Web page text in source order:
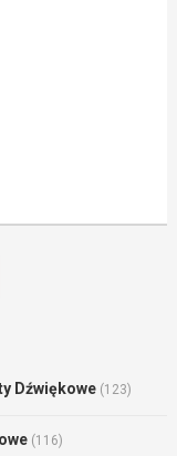
Dźwiękowe (123)
(116)